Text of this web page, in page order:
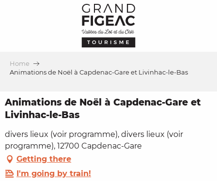
Home
Animations de Noël à Capdenac-Gare et Livinhac-le-Bas
Animations de Noël à Capdenac-Gare et
Livinhac-le-Bas
divers lieux (voir programme), divers lieux (voir
programme), 12700 Capdenac-Gare
Getting there
I'm going by train!